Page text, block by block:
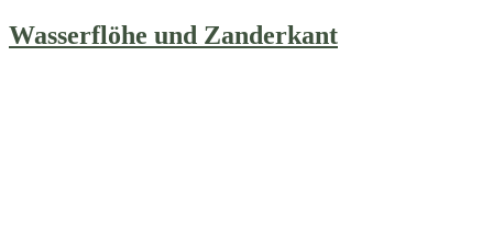
Wasserflöhe und Zanderkant